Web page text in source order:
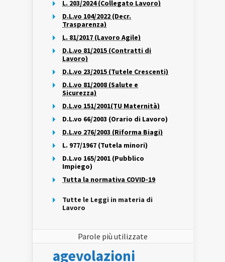
L. 203/2024 (Collegato Lavoro)
D.L.vo 104/2022 (Decr.
Trasparenza)
L. 81/2017 (Lavoro Agile)
D.L.vo 81/2015 (Contratti di
Lavoro)
D.L.vo 23/2015 (Tutele Crescenti)
D.L.vo 81/2008 (Salute e
Sicurezza)
D.L.vo 151/2001(TU Maternità)
D.L.vo 66/2003 (Orario di Lavoro)
D.L.vo 276/2003 (Riforma Biagi)
L. 977/1967 (Tutela minori)
D.L.vo 165/2001 (Pubblico
Impiego)
Tutta la normativa COVID-19
Tutte le Leggi in materia di
Lavoro
Parole più utilizzate
agevolazioni